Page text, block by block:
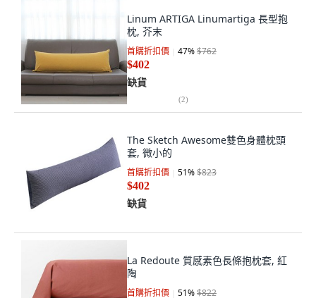
Linum ARTIGA Linumartiga 長型抱
枕, 芥末
首購折扣價 47%$762
$402
缺貨
(2)
The Sketch Awesome雙色身體枕頭
套, 微小的
首購折扣價 51%$823
$402
缺貨
La Redoute 質感素色長條抱枕套, 紅
陶
首購折扣價 51%$822